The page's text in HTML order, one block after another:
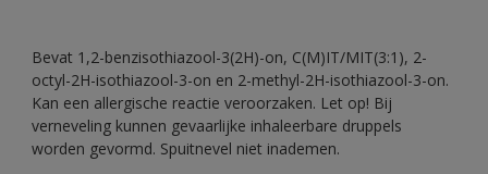
Bevat 1,2-benzisothiazool-3(2H)-on, C(M)IT/MIT(3:1), 2-
octyl-2H-isothiazool-3-on en 2-methyl-2H-isothiazool-3-on.
Kan een allergische reactie veroorzaken. Let op! Bij
verneveling kunnen gevaarlijke inhaleerbare druppels
worden gevormd. Spuitnevel niet inademen.